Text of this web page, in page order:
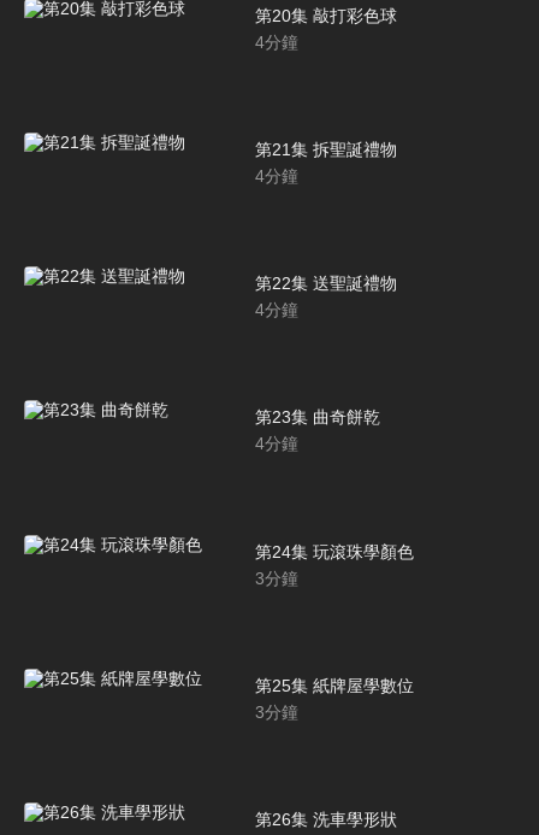
第20集 敲打彩色球
4分鐘
第21集 拆聖誕禮物
4分鐘
第22集 送聖誕禮物
4分鐘
第23集 曲奇餅乾
4分鐘
第24集 玩滾珠學顏色
3分鐘
第25集 紙牌屋學數位
3分鐘
第26集 洗車學形狀